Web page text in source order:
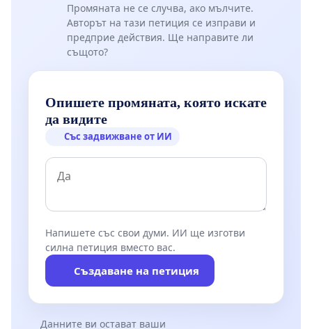
Промяната не се случва, ако мълчите.
Авторът на тази петиция се изправи и
предприе действия. Ще направите ли
същото?
Опишете промяната, която искате
да видите
Със задвижване от ИИ
Напишете със свои думи. ИИ ще изготви
силна петиция вместо вас.
Създаване на петиция
Данните ви остават ваши